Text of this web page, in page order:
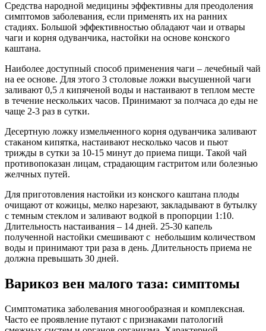
Средства народной медицины эффективны для преодоления
симптомов заболевания, если применять их на ранних
стадиях. Большой эффективностью обладают чаи и отвары
чаги и корня одуванчика, настойки на основе конского
каштана.
Наиболее доступный способ применения чаги – лечебный чай
на ее основе. Для этого 3 столовые ложки высушенной чаги
заливают 0,5 л кипяченой воды и настаивают в теплом месте
в течение нескольких часов. Принимают за полчаса до еды не
чаще 2-3 раз в сутки.
Десертную ложку измельченного корня одуванчика заливают
стаканом кипятка, настаивают несколько часов и пьют
трижды в сутки за 10-15 минут до приема пищи. Такой чай
противопоказан лицам, страдающим гастритом или болезнью
желчных путей.
Для приготовления настойки из конского каштана плоды
очищают от кожицы, мелко нарезают, закладывают в бутылку
с темным стеклом и заливают водкой в пропорции 1:10.
Длительность настаивания – 14 дней. 25-30 капель
полученной настойки смешивают с небольшим количеством
воды и принимают три раза в день. Длительность приема не
должна превышать 30 дней.
Варикоз вен малого таза: симптомы
Симптоматика заболевания многообразная и комплексная.
Часто ее проявление путают с признаками патологий